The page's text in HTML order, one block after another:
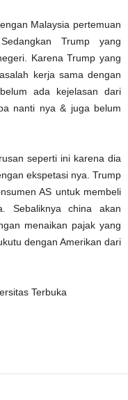
Malaysia pertemuan
Trump yang
Karena Trump yang
kerja sama dengan
ada kejelasan dari
nanti nya & juga belum
seperti ini karena dia
ekspetasi nya. Trump
AS untuk membeli
Sebaliknya china akan
menaikan pajak yang
dengan Amerikan dari
Terbuka